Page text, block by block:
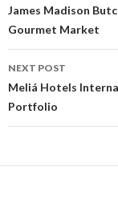
Post
James Madison
Gourmet Market
NEXT POST
Meliá Hotels
Portfolio